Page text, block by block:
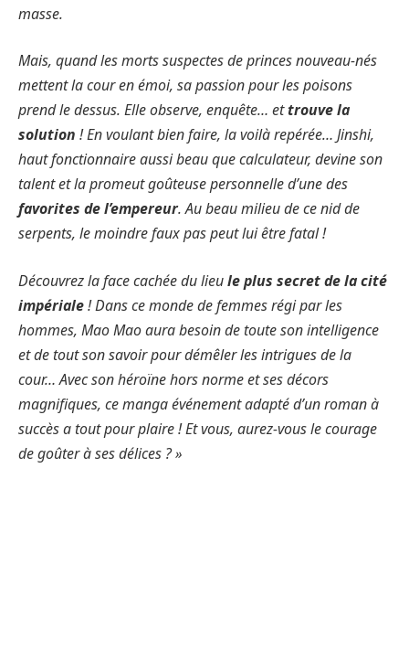
masse.
Mais, quand les morts suspectes de princes nouveau-nés
mettent la cour en émoi, sa passion pour les poisons
prend le dessus. Elle observe, enquête… ettrouve la
solution ! En voulant bien faire, la voilà repérée… Jinshi,
haut fonctionnaire aussi beau que calculateur, devine son
talent et la promeut goûteuse personnelle d’une des
favorites de l’empereur. Au beau milieu de ce nid de
serpents, le moindre faux pas peut lui être fatal !
Découvrez la face cachée du lieule plus secret de la cité
impériale! Dans ce monde de femmes régi par les
hommes, Mao Mao aura besoin de toute son intelligence
et de tout son savoir pour démêler les intrigues de la
cour… Avec son héroïne hors norme et ses décors
magnifiques, ce manga événement adapté d’un roman à
succès a tout pour plaire ! Et vous, aurez-vous le courage
de goûter à ses délices ? »